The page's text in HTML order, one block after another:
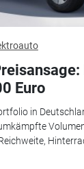
Euro
in